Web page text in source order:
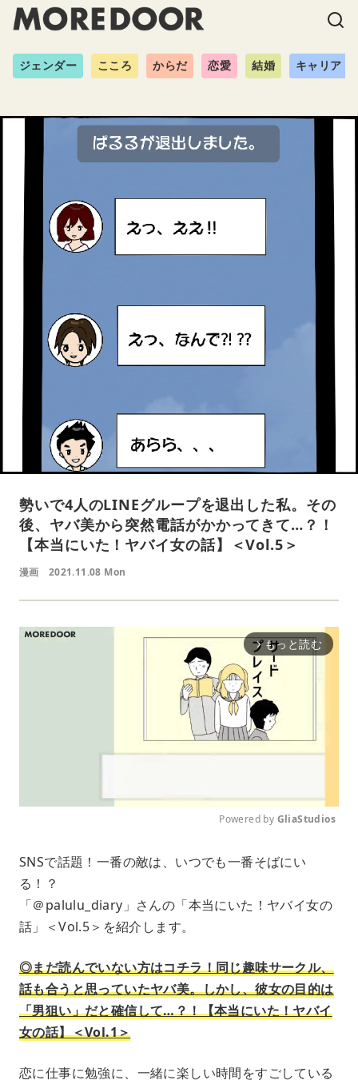
ジェンダー こころ からだ 恋愛 結婚 キャリア
勢いで4人のLINEグループを退出した私。その
後、ヤバ美から突然電話がかかってきて…？！
【本当にいた！ヤバイ女の話】＜Vol.5＞
漫画 2021.11.08 Mon
arrow_forward_ios もっと読む
u
Powered by GliaStudios
SNSで話題！一番の敵は、いつでも一番そばにい
る！？
「＠palulu_diary」さんの「本当にいた！ヤバイ女の
話」＜Vol.5＞を紹介します。
◎まだ読んでいない方はコチラ！同じ趣味サークル、
話も合うと思っていたヤバ美。しかし、彼女の目的は
「男狙い」だと確信して…？！【本当にいた！ヤバイ
女の話】＜Vol.1＞
恋に仕事に勉強に、一緒に楽しい時間をすごしている